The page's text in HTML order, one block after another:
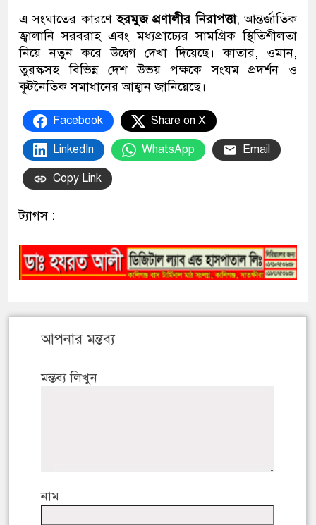
এ সংঘাতের কারণেহরমুজ প্রণালীর নিরাপত্তা, আন্তর্জাতিক
জ্বালানি সরবরাহ এবং মধ্যপ্রাচ্যের সামগ্রিক স্থিতিশীলতা
নিয়ে নতুন করে উদ্বেগ দেখা দিয়েছে। কাতার, ওমান,
তুরস্কসহ বিভিন্ন দেশ উভয় পক্ষকে সংযম প্রদর্শন ও
কূটনৈতিক সমাধানের আহ্বান জানিয়েছে।
Facebook Share on X
LinkedIn WhatsApp Email
Copy Link
ট্যাগস :
আপনার মন্তব্য
মন্তব্য লিখুন
নাম